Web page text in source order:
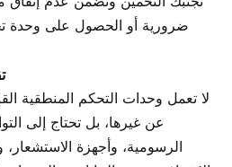
ضرورية أو الحصول على وحدة
لا تعمل وحدات التحكم المنطقية
عن غيرها، بل تحتاج إلى
الرسومية، وأجهزة